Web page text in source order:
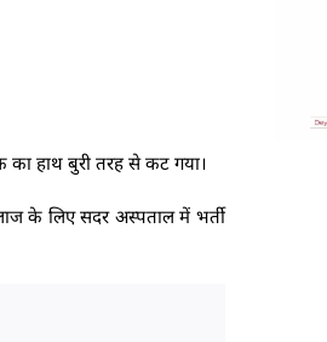
हाथ बुरी तरह से कट गया।
के लिए सदर अस्पताल में भर्ती